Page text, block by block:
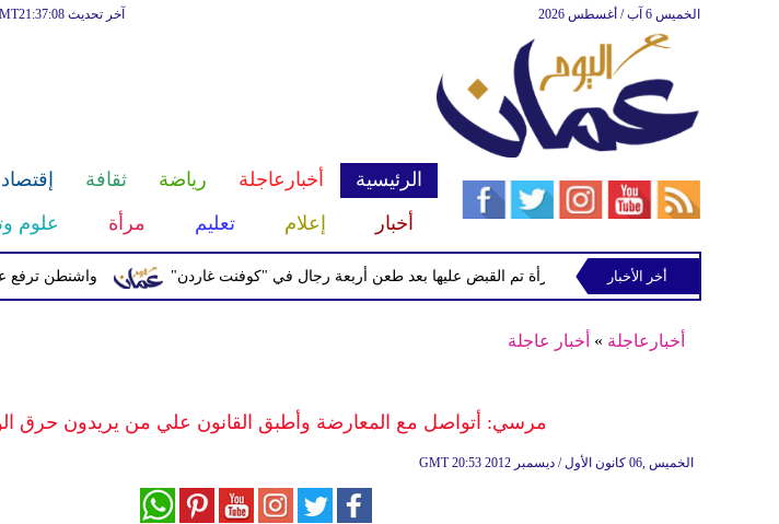
آخر تحديث GMT21:37:08 الخميس 6 آب / أغسطس 2026
الرئيسية أخبارعاجلة رياضة ثقافة إقتصاد
أخبار
إعلام تعليم مرأة علوم
واشنطن ترفع عقوبات الشرطة تعتقل إمرأة تم القبض عليها بعد طعن أربعة رجال في "كوفنت غاردن"
أخر الأخبار
أخبارعاجلة » أخبار عاجلة
مرسي: أتواصل مع المعارضة وأطبق القانون علي من يريدون حرق
GMT 20:53 2012 الخميس ,06 كانون الأول / ديسمبر